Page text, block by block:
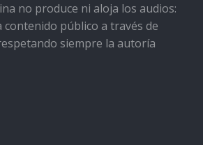
no produce ni aloja los audios:
contenido público a través de
siempre la autoría